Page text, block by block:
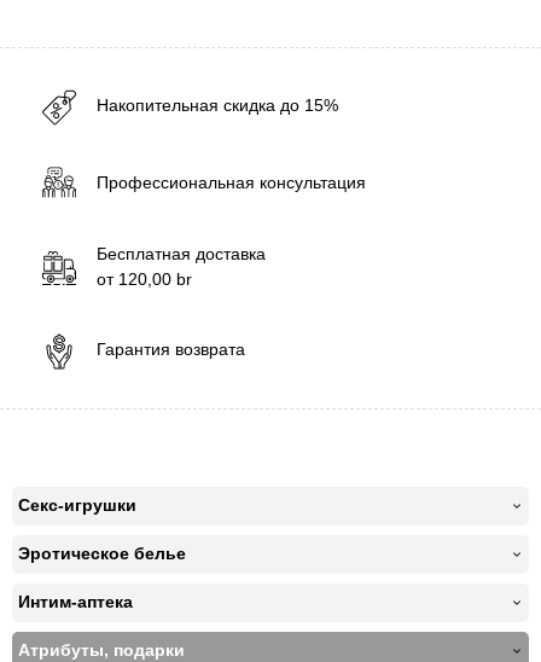
Накопительная скидка до 15%
Профессиональная консультация
Бесплатная доставка
от 120,00 br
Гарантия возврата
Секс-игрушки
Эротическое белье
Интим-аптека
Атрибуты, подарки